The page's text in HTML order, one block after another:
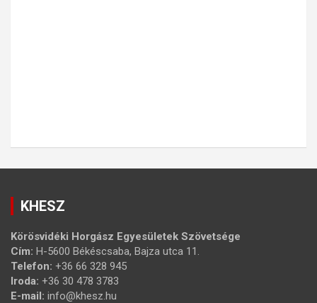
KHESZ
Körösvidéki Horgász Egyesületek Szövetsége
Cím: H-5600 Békéscsaba, Bajza utca 11.
Telefon: +36 66 328 945
Iroda: +36 30 478 3783
E-mail: info@khesz.hu